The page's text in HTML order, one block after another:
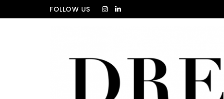
Skip to contentFOLLOW US